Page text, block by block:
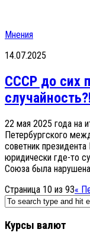
Мнения
14.07.2025
СССР до сих
22 мая 2025 года на
Петербургского
советник
юридически где-то
Союза была
Страница 10 из 93«
Курсы валют